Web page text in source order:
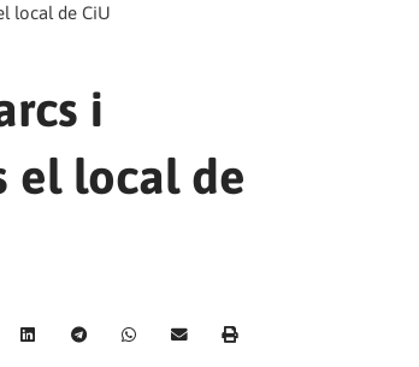
local de CiU
i
el local de